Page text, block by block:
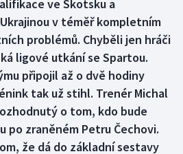
ve Skotsku a
v téměř kompletním
problémů. Chyběli jen hráči
ligové utkání se Spartou.
připojil až o dvě hodiny
tak už stihl. Trenér Michal
o tom, kdo bude
po zraněném Petru Čechovi.
že dá do základní sestavy